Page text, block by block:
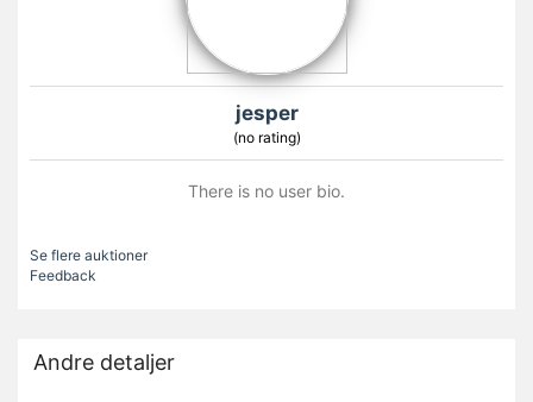
jesper
(no rating)
There is no user bio.
Se flere auktioner
Feedback
Andre detaljer